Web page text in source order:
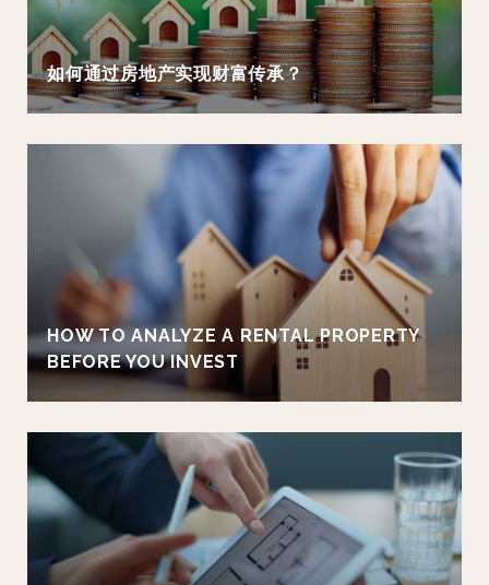
如何通过房地产实现财富传承？
HOW TO ANALYZE A RENTAL PROPERTY
BEFORE YOU INVEST